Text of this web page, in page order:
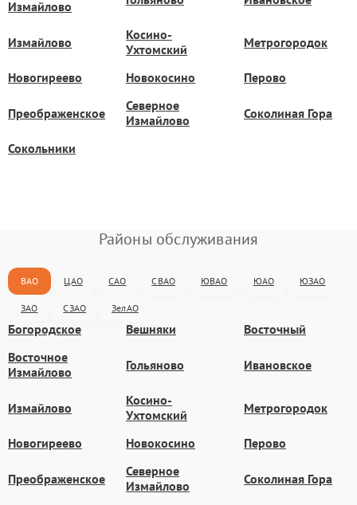
Измайлово
Измайлово
Косино-
Ухтомский
Метрогородок
Новогиреево Новокосино Перово
Преображенское
Северное
Измайлово
Соколиная Гора
Сокольники
Районы обслуживания
ВАО ЦАО САО СВАО ЮВАО ЮАО ЮЗАО
ЗАО СЗАО ЗелАО
Богородское Вешняки
Восточный
Восточное
Измайлово
Гольяново Ивановское
Измайлово
Косино-
Ухтомский
Метрогородок
Новогиреево Новокосино Перово
Преображенское
Северное
Измайлово
Соколиная Гора